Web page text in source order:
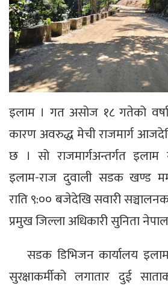
इलाम । गत असोज १८ गतेको
कारण अवरुद्ध मेची राजमार्ग
छ । सो राजमार्गअन्तर्गत इलाम
इलाम-राज दुवाली सडक खण्ड
राति ९:०० बजेदेखि सवारी
प्रमुख जिल्ला अधिकारी सुनिता
सडक डिभिजन कार्यालय
सुरक्षाकर्मीको लगातार दुई